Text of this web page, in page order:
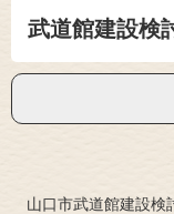
武道館建設検
山口市武道館建設検